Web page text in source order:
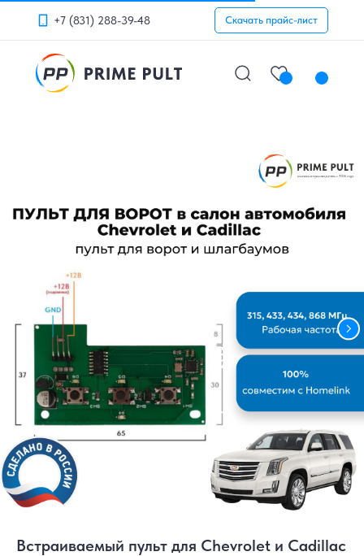
+7 (831) 288-39-48 Скачать прайс-лист
Встраиваемый пульт для Сhevrolet и Cadillac